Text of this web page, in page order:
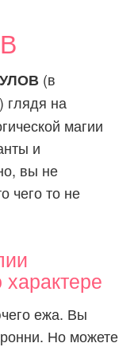
(в
) глядя на
магии
и
вы не
чего то не
ежа. Вы
Но можете